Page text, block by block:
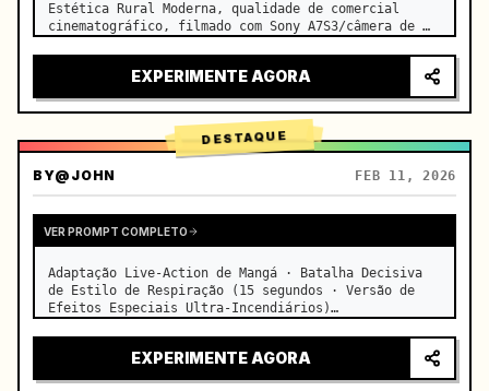
Estética Rural Moderna, qualidade de comercial
cinematográfico, filmado com Sony A7S3/câmera de
iluminação natural transparente, ASMR curativo, sem
sensação de drama de época.
[Cena]
Uma cozinha moderna de f…
EXPERIMENTE AGORA
DESTAQUE
BY@JOHN FEB 11, 2026
VER PROMPT COMPLETO
Adaptação Live-Action de Mangá · Batalha Decisiva
de Estilo de Respiração (15 segundos · Versão de
Efeitos Especiais Ultra-Incendiários)
Dourado), duelo live-action e…
EXPERIMENTE AGORA